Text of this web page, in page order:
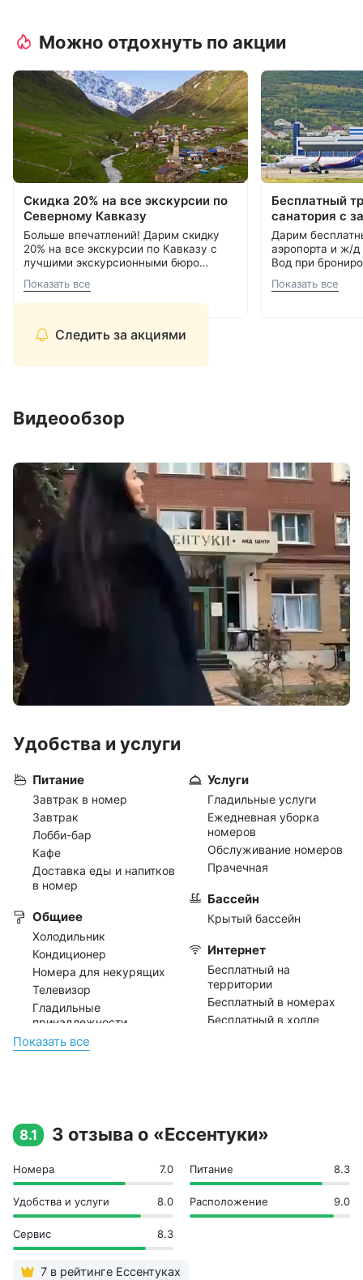
Можно отдохнуть по акции
Следить за акциями
Скидка 20% на все экскурсии по
Северному Кавказу
Больше впечатлений! Дарим скидку
20% на все экскурсии по Кавказу с
лучшими экскурсионными бюро
самые красивые места России.
Прекрасная возможность сэкономить
С теплом и заботой, Курорт26.ру
Показать все
Бесплатный
санатория с
Дарим
аэропорта и ж/
Вод при
8 800 700-15-77
Показать все
Видеообзор
Удобства и услуги
Питание
Завтрак в номер
Завтрак
Лобби-бар
Кафе
Доставка еды и напитков
в номер
Общиее
Холодильник
Кондиционер
Номера для некурящих
Телевизор
Гладильные
принадлежности
Фен (по запросу)
Оздоровительный спа-
Сауна
Массаж
Услуги
Гладильные услуги
Ежедневная уборка
номеров
Обслуживание номеров
Прачечная
Бассейн
Крытый бассейн
Интернет
Бесплатный на
территории
Бесплатный в номерах
Бесплатный в холле
Показать всe
8.1 3 отзыва о «Ессентуки»
Номера 7.0 Питание 8.3
Удобства и услуги 8.0 Расположение 9.0
Сервис 8.3
7 в рейтинге Ессентуках